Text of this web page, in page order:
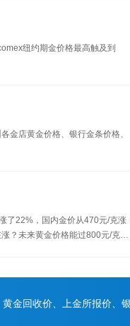
纽约期金价格最高触及到
金店黄金价格、银行金条价格、
了22%，国内金价从470元/克涨
？未来黄金价格能过800元/克
金回收价、上金所报价、